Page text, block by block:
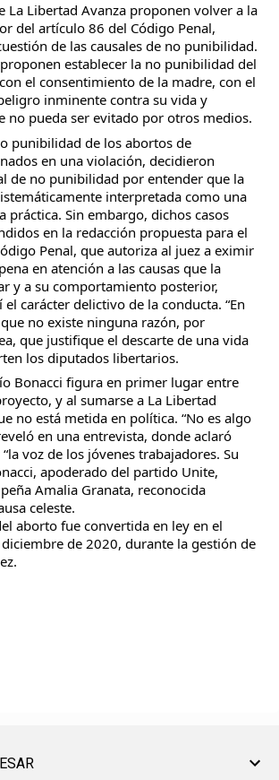
La Libertad Avanza proponen volver a la
del artículo 86 del Código Penal,
de las causales de no punibilidad.
establecer la no punibilidad del
el consentimiento de la madre, con el
inminente contra su vida y
no pueda ser evitado por otros medios.
punibilidad de los abortos de
en una violación, decidieron
de no punibilidad por entender que la
interpretada como una
práctica. Sin embargo, dichos casos
en la redacción propuesta para el
Penal, que autoriza al juez a eximir
en atención a las causas que la
y a su comportamiento posterior,
carácter delictivo de la conducta. “En
no existe ninguna razón, por
que justifique el descarte de una vida
los diputados libertarios.
Bonacci figura en primer lugar entre
y al sumarse a La Libertad
no está metida en política. “No es algo
en una entrevista, donde aclaró
voz de los jóvenes trabajadores. Su
apoderado del partido Unite,
Amalia Granata, reconocida
celeste.
aborto fue convertida en ley en el
de 2020, durante la gestión de